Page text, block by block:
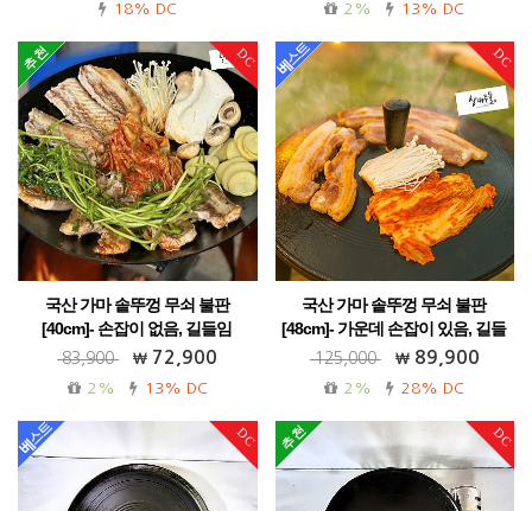
18% DC 2% 13% DC
DC
국산 가마 솥뚜껑 무쇠 불판
[40cm]- 손잡이 없음, 길들임
가정용 캠핑용 best! 업소용 펜션용 강추!
83,900 72,900
2% 13% DC
DC
국산 가마 솥뚜껑 무쇠 불판
[48cm]- 가운데 손잡이 있음, 길들
임
125,000 89,900
2% 28% DC
DC DC